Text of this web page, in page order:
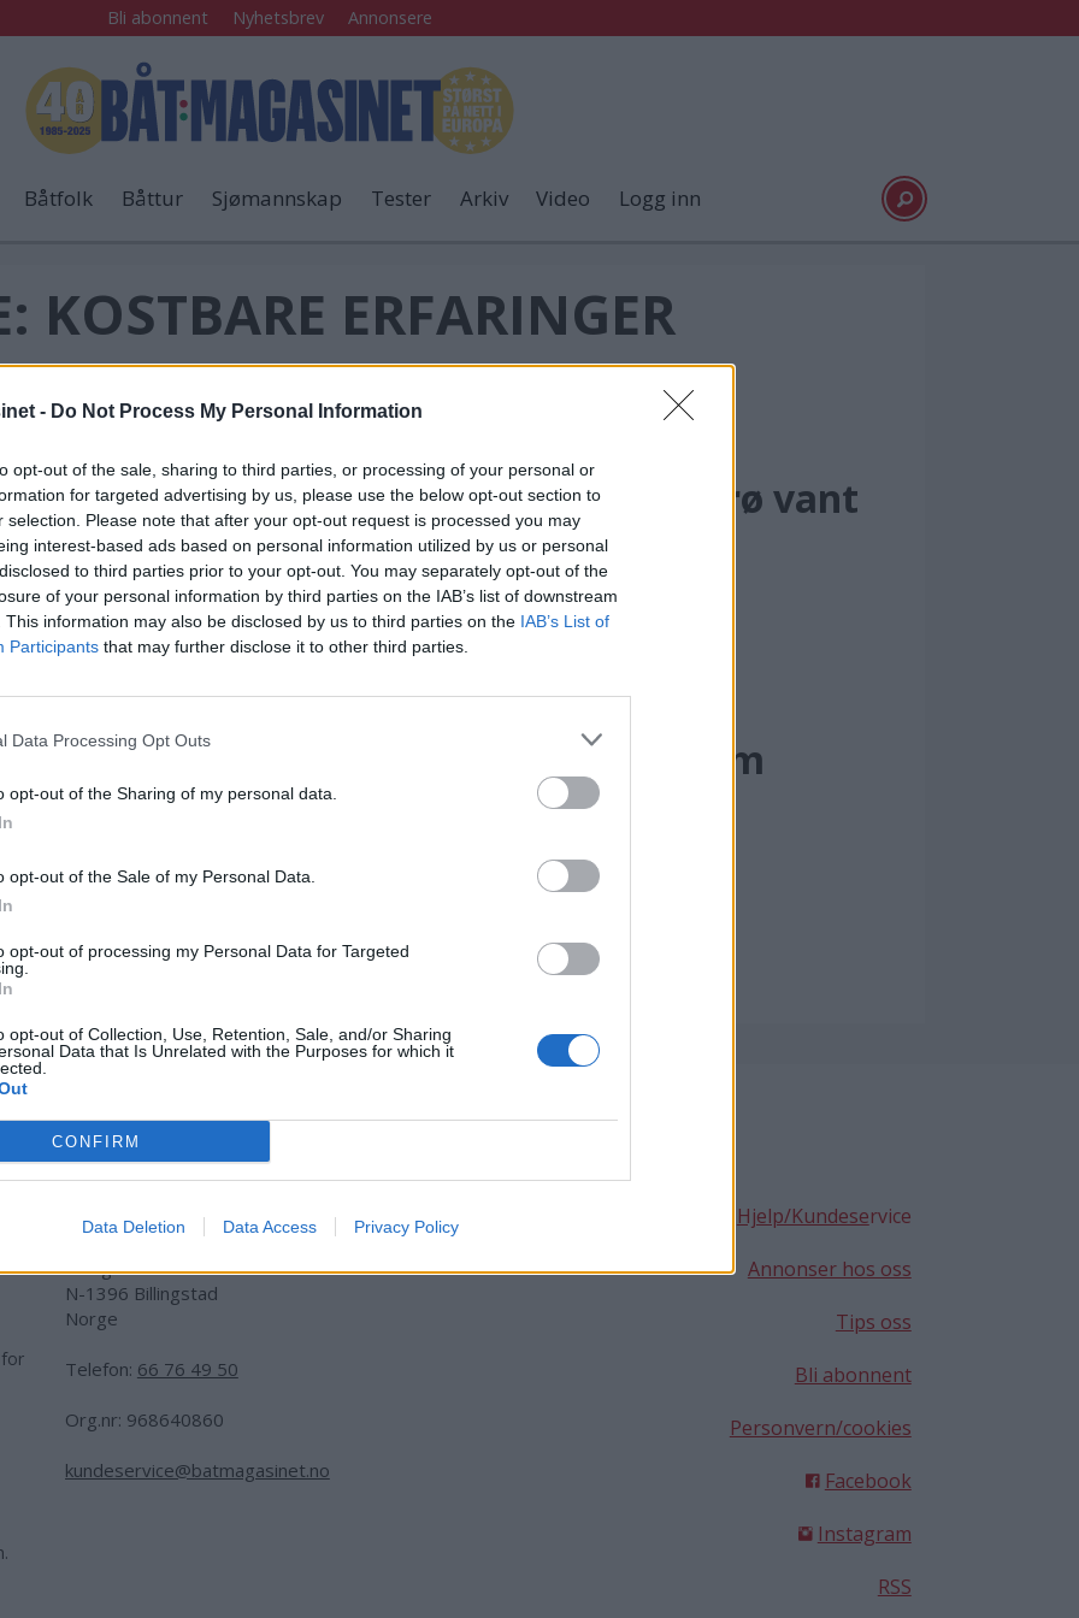
- Do Not Process My Personal Information
opt-out of the sale, sharing to third parties, or processing of your personal or
for targeted advertising by us, please use the below opt-out section to
selection. Please note that after your opt-out request is processed you may
interest-based ads based on personal information utilized by us or personal
to third parties prior to your opt-out. You may separately opt-out of the
of your personal information by third parties on the IAB’s list of downstream
This information may also be disclosed by us to third parties on the IAB’s List of
Participants that may further disclose it to other third parties.
Data Processing Opt Outs
opt-out of the Sharing of my personal data.
opt-out of the Sale of my Personal Data.
opt-out of processing my Personal Data for Targeted
opt-out of Collection, Use, Retention, Sale, and/or Sharing
Data that Is Unrelated with the Purposes for which it
CONFIRM
Data Deletion Data Access Privacy Policy
Bli abonnent Nyhetsbrev Annonsere
Båtfolk Båttur Sjømannskap Tester Arkiv Video Logg inn
KOSTBARE ERFARINGER
Kysten Rundt
TUBE-TULL
Familie i Florø vant
jolla!
Leserbrev
PLUS
Fleksibel
sportsfiskebåt
Spennende
propellsystem
bunns!
Adresse:
Billingstadsletta 19
N-1396 Billingstad
Norge
Telefon: 66 76 49 50
Org.nr: 968640860
kundeservice@batmagasinet.no
Hjelp/Kundeservice
Annonser hos oss
Tips oss
Bli abonnent
Personvern/cookies
Facebook
Instagram
RSS